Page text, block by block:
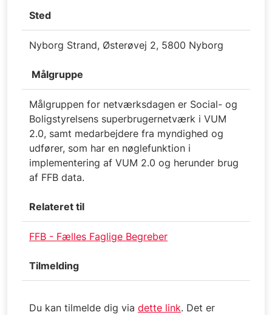
Sted
Nyborg Strand, Østerøvej 2, 5800 Nyborg
Målgruppe
Målgruppen for netværksdagen er Social- og
Boligstyrelsens superbrugernetværk i VUM
2.0, samt medarbejdere fra myndighed og
udfører, som har en nøglefunktion i
implementering af VUM 2.0 og herunder brug
af FFB data.
Relateret til
FFB - Fælles Faglige Begreber
Tilmelding
Du kan tilmelde dig via dette link. Det er